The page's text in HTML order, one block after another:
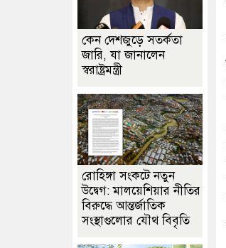
কেন দেশজুড়ে সতর্কতা
জারি, যা জানালেন
স্বরাষ্ট্রমন্ত্রী
রোহিঙ্গা সংকটে নতুন
উদ্বেগ: মালয়েশিয়ার নীতির
বিরুদ্ধে আন্তর্জাতিক
সংস্থাগুলোর যৌথ বিবৃতি